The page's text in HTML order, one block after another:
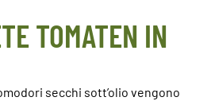
TOMATEN IN
secchi sott’olio vengono